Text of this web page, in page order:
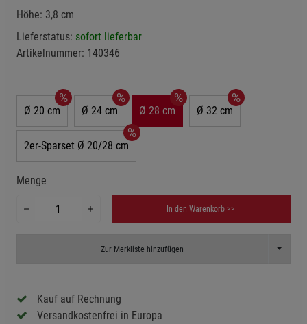
Höhe: 3,8 cm
Lieferstatus: sofort lieferbar
Artikelnummer: 140346
Ø 20 cm Ø 24 cm Ø 28 cm Ø 32 cm
2er-Sparset Ø 20/28 cm
Menge
In den Warenkorb >>
Zur Merkliste hinzufügen Toggle
Kauf auf Rechnung
Versandkostenfrei in Europa